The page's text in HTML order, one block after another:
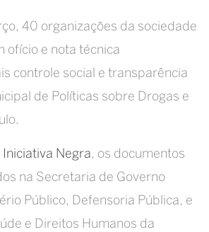
40 organizações da sociedade
ofício e nota técnica
controle social e transparência
de Políticas sobre Drogas e
Iniciativa Negra, os documentos
na Secretaria de Governo
Público, Defensoria Pública, e
e Direitos Humanos da